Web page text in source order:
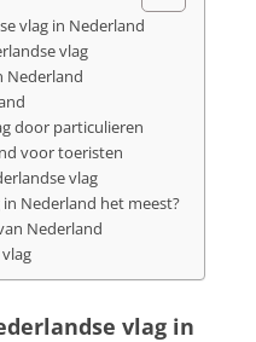
vlag in Nederland
vlag
Nederland
door particulieren
voor toeristen
vlag
in Nederland het meest?
Nederland
vlag in